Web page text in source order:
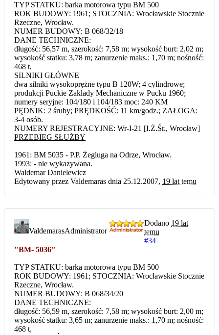
TYP STATKU: barka motorowa typu BM 500
ROK BUDOWY: 1961; STOCZNIA: Wrocławskie Stocznie
Rzeczne, Wrocław.
NUMER BUDOWY: B 068/32/18
DANE TECHNICZNE:
długość: 56,57 m, szerokość: 7,58 m; wysokość burt: 2,02 m;
wysokość statku: 3,78 m; zanurzenie maks.: 1,70 m; nośność:
468 t,
SILNIKI GŁÓWNE
dwa silniki wysokoprężne typu B 120W; 4 cylindrowe;
produkcji Puckie Zakłady Mechaniczne w Pucku 1960;
numery seryjne: 104/180 i 104/183 moc: 240 KM
PĘDNIK: 2 śruby; PRĘDKOŚĆ: 11 km/godz.; ZAŁOGA:
3-4 osób.
NUMERY REJESTRACYJNE: Wr-I-21 [I.Ż.Śr., Wrocław]
PRZEBIEG SŁUŻBY
1961: BM 5035 - P.P. Żegluga na Odrze, Wrocław.
1993: - nie wykazywana.
Waldemar Danielewicz
Edytowany przez Valdemaras dnia 25.12.2007, 19 lat temu
ValdemarasAdministrator
Dodano 19 lat
temu
#34
"BM- 5036"
TYP STATKU: barka motorowa typu BM 500
ROK BUDOWY: 1961; STOCZNIA: Wrocławskie Stocznie
Rzeczne, Wrocław.
NUMER BUDOWY: B 068/34/20
DANE TECHNICZNE:
długość: 56,59 m, szerokość: 7,58 m; wysokość burt: 2,00 m;
wysokość statku: 3,65 m; zanurzenie maks.: 1,70 m; nośność:
468 t,